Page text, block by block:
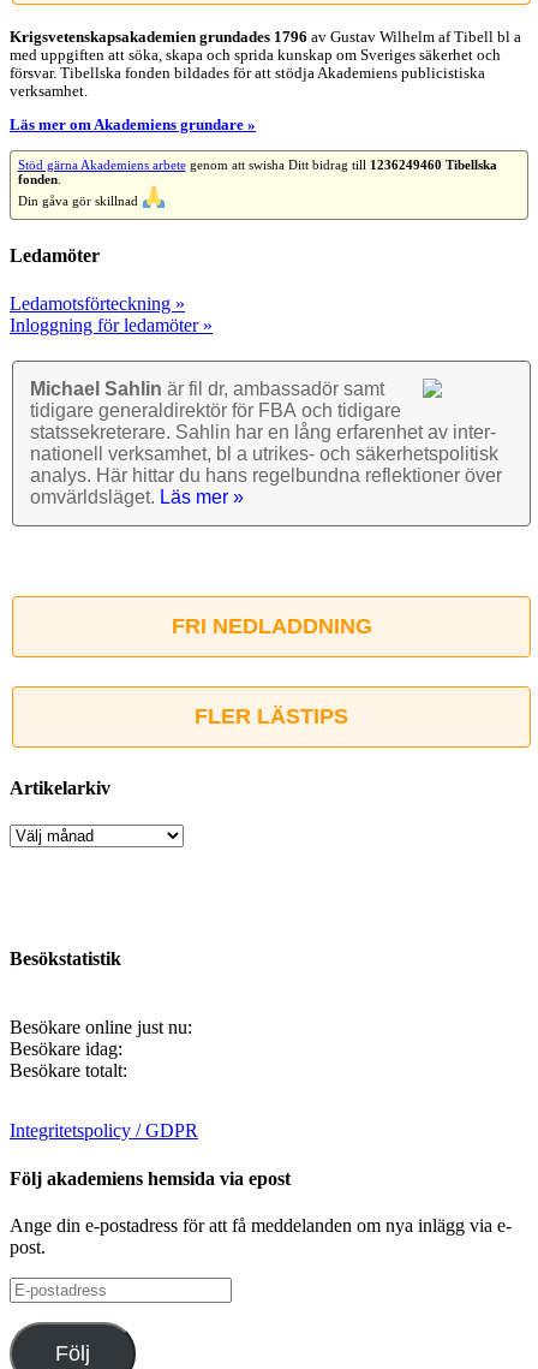
Krigsvetenskap­sakademien grundades 1796 av Gustav Wilhelm af Tibell bl a
med uppgiften att söka, skapa och sprida kunskap om Sveriges säkerhet och
försvar. Tibellska fonden bildades för att stödja Akademiens publicistiska
verksamhet.
Läs mer om Akademiens grundare »
Stöd gärna Akademiens arbetegenom att swisha Ditt bidrag till 1236249460 Tibellska
fonden.
Din gåva gör skillnad
Ledamöter
Ledamotsförteckning »
Inloggning för ledamöter »
Michael Sahlin är fil dr, ambassadör samt
tidigare general­direktör för FBA och tidigare
stats­sekre­terare. Sahlin har en lång erfarenhet av inter­
nationell verk­samhet, bl a utrikes- och säkerhets­politisk
analys. Här hittar du hans regel­bundna reflek­tioner över
omvärlds­läget. Läs mer »
FRI NEDLADDNING
FLER LÄSTIPS
Artikelarkiv
Artikelarkiv
Besökstatistik
Besökare online just nu:
Besökare idag:
Besökare totalt:
Integritetspolicy / GDPR
Följ akademiens hemsida via epost
Ange din e-postadress för att få meddelanden om nya inlägg via e-
post.
E-
postadress
Följ